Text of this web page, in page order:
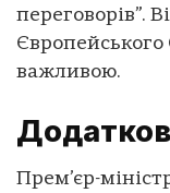
переговорів”.
важливою.
Прем’єр-